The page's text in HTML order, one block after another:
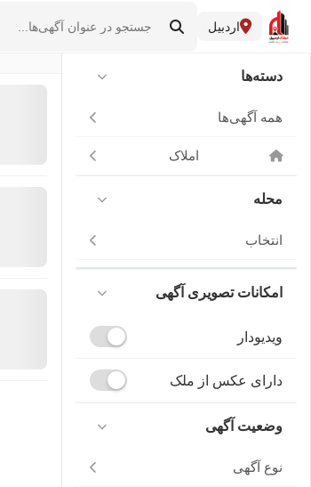
اردبیل
دسته‌ها
همه آگهی‌ها
املاک
محله
انتخاب
امکانات تصویری آگهی
ویدیودار
دارای عکس از ملک
وضعیت آگهی
نوع آگهی